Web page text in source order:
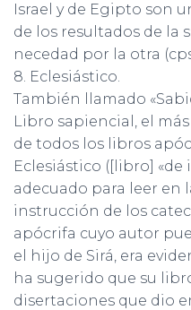
Israel y de Egipto son
de los resultados de la
necedad por la otra (cps
8. Eclesiástico.
También llamado
Libro sapiencial, el
de todos los libros
Eclesiástico ([libro] «de
adecuado para leer en
instrucción de los
apócrifa cuyo autor
el hijo de Sirá, era
ha sugerido que su
disertaciones que dio